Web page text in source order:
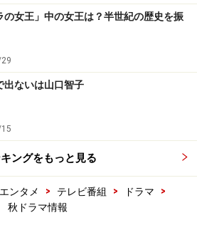
の女王」中の女王は？半世紀の歴史を振
出ないは山口智子
ングをもっと見る
エンタメ > テレビ番組 > ドラマ
>
秋ドラマ情報